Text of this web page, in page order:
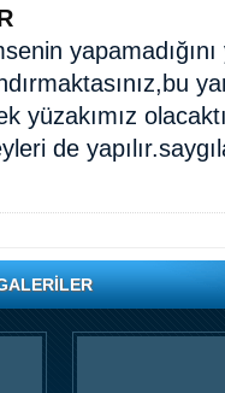
yüzakımız
de